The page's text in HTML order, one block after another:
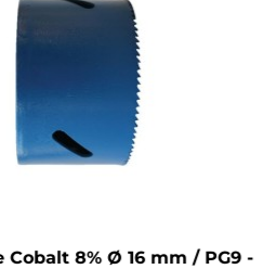
8% Ø 16 mm / PG9 -